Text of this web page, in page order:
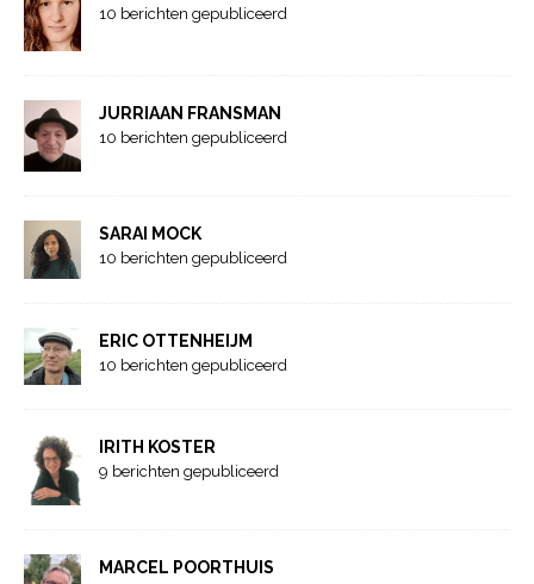
10 berichten gepubliceerd
JURRIAAN FRANSMAN
10 berichten gepubliceerd
SARAI MOCK
10 berichten gepubliceerd
ERIC OTTENHEIJM
10 berichten gepubliceerd
IRITH KOSTER
9 berichten gepubliceerd
MARCEL POORTHUIS